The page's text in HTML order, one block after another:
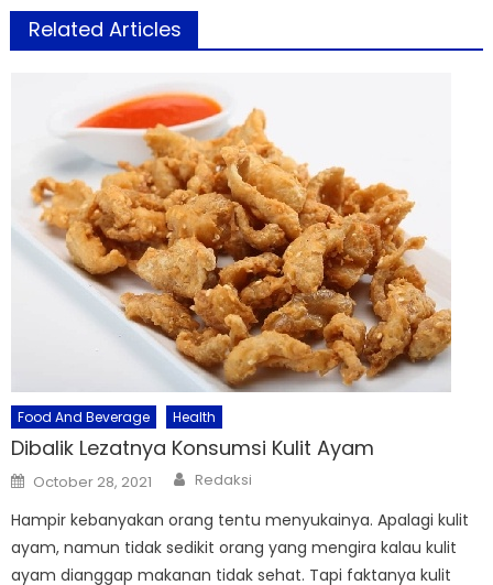
Related Articles
Food And Beverage Health
Dibalik Lezatnya Konsumsi Kulit Ayam
Posted
on
October 28, 2021 Author
Redaksi
Hampir kebanyakan orang tentu menyukainya. Apalagi kulit
ayam, namun tidak sedikit orang yang mengira kalau kulit
ayam dianggap makanan tidak sehat. Tapi faktanya kulit